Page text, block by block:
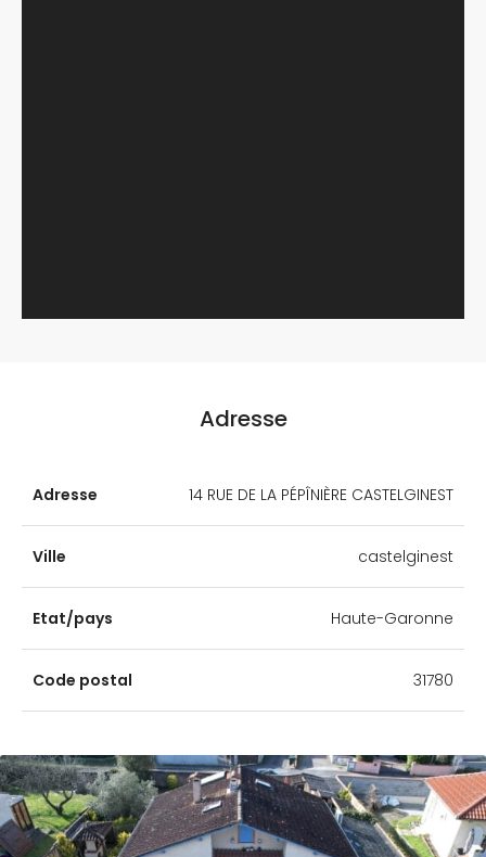
Adresse
Adresse 14 RUE DE LA PÉPÎNIÈRE CASTELGINEST
Ville castelginest
Etat/pays Haute-Garonne
Code postal 31780